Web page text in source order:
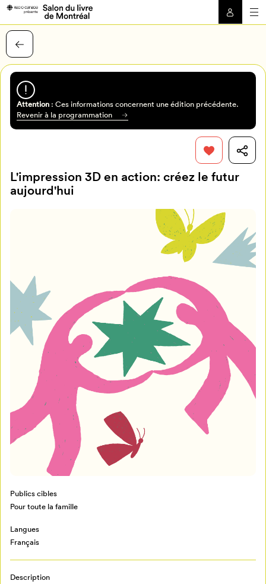
Mon Salon
Programmation
Attention: Ces informations concernent une édition précédente.
Revenir à la programmation
L'impression 3D en action: créez le futur
aujourd'hui
Publics cibles
Pour toute la famille
Langues
Français
Description
connectez-vous ou créez votre profil